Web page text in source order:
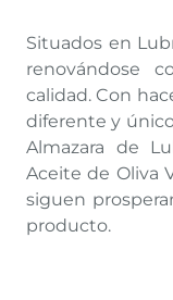
Situados en
renovándose
calidad. Con
diferente y
Almazara de
Aceite de Oliva
siguen
producto.